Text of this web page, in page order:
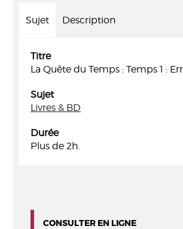
Sujet Description
Titre
La Quête du Temps : Temps 1 :
Sujet
Livres & BD
Durée
Plus de 2h.
CONSULTER EN LIGNE